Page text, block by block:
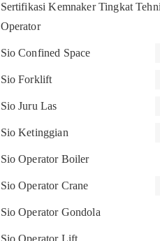
Sertifikasi Kemnaker Tingkat
Operator
Sio Confined Space
Sio Forklift
Sio Juru Las
Sio Ketinggian
Sio Operator Boiler
Sio Operator Crane
Sio Operator Gondola
Sio Operator Lift